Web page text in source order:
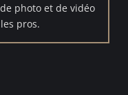
photo et de vidéo
pros.